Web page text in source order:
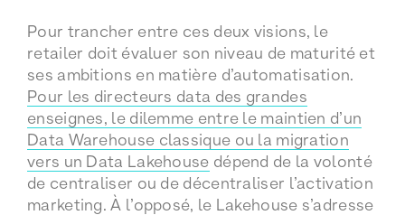
Pour trancher entre ces deux visions, le
retailer doit évaluer son niveau de maturité et
ses ambitions en matière d’automatisation.
Pour les directeurs data des grandes
enseignes, le dilemme entre le maintien d’un
Data Warehouse classique ou la migration
vers un Data Lakehouse dépend de la volonté
de centraliser ou de décentraliser l’activation
marketing. À l’opposé, le Lakehouse s’adresse